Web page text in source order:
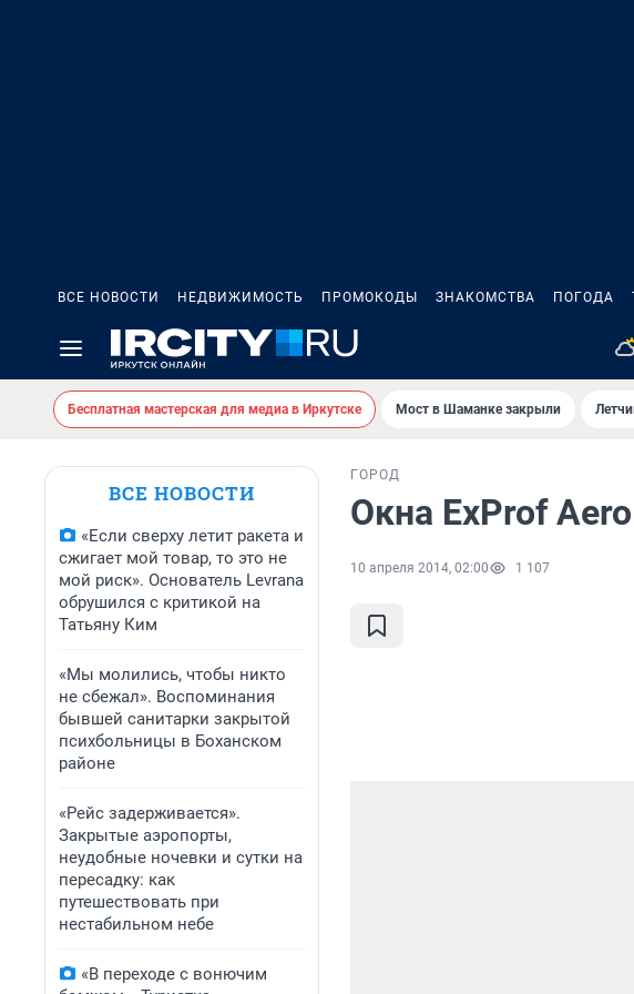
ВСЕ НОВОСТИ НЕДВИЖИМОСТЬ ПРОМОКОДЫ ЗНАКОМСТВА ПОГОДА
Бесплатная мастерская для медиа в Иркутске Мост в Шаманке закрыли
ВСЕ НОВОСТИ
«Если сверху летит ракета и
сжигает мой товар, то это не
мой риск». Основатель Levrana
обрушился с критикой на
Татьяну Ким
«Мы молились, чтобы никто
не сбежал». Воспоминания
бывшей санитарки закрытой
психбольницы в Боханском
районе
«Рейс задерживается».
Закрытые аэропорты,
неудобные ночевки и сутки на
пересадку: как
путешествовать при
нестабильном небе
«В переходе с вонючим
ГОРОД
Окна ExProf
10 апреля 2014, 02:00 1 107